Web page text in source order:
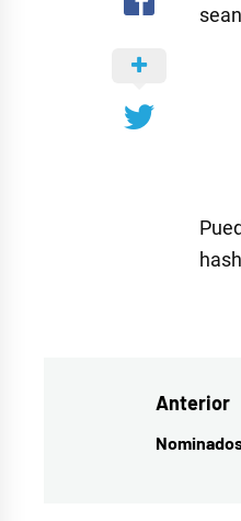
El
Foco
de
Anterior
Entrada